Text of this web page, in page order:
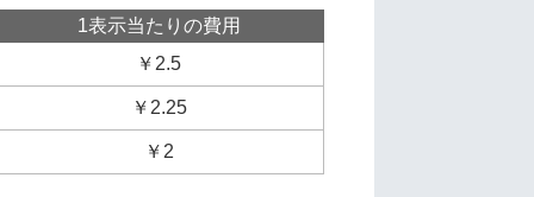
1表示当たりの費用
￥2.5
￥2.25
￥2